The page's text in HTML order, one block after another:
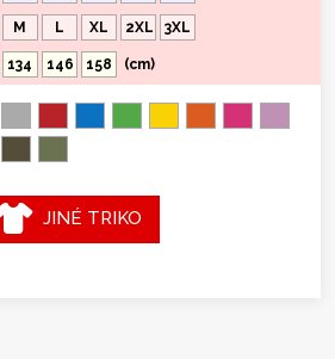
M L XL 2XL
3XL
134 146 158 (cm)
JINÉ TRIKO